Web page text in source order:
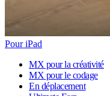
Pour iPad
MX pour la créativité
MX pour le codage
En déplacement